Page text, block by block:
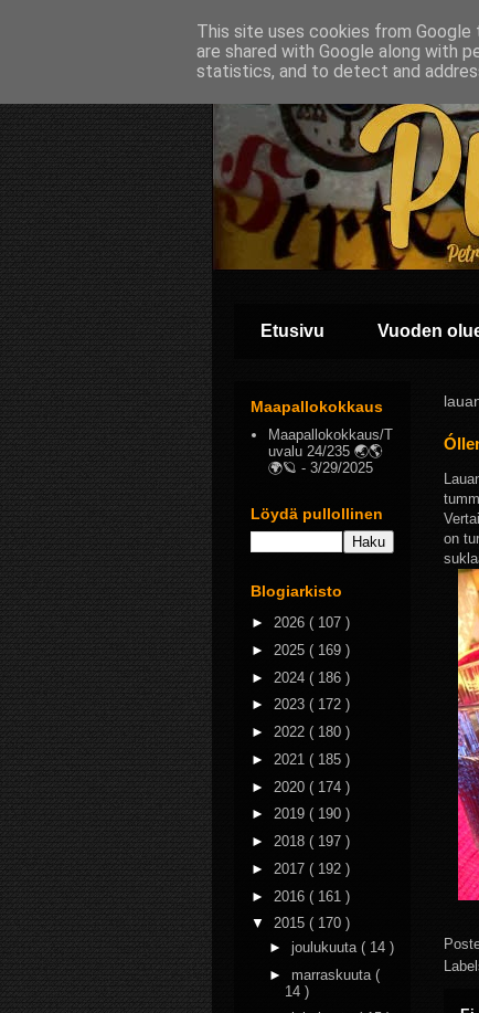
Etusivu Vuoden
on
Maapallokokkaus
Maapallokokkaus/T
uvalu 24/235 🌏🌎
🌍🪐 - 3/29/2025
Löydä pullollinen
Blogiarkisto
► 2026 ( 107 )
► 2025 ( 169 )
► 2024 ( 186 )
► 2023 ( 172 )
► 2022 ( 180 )
► 2021 ( 185 )
► 2020 ( 174 )
► 2019 ( 190 )
► 2018 ( 197 )
► 2017 ( 192 )
► 2016 ( 161 )
▼ 2015 ( 170 )
► joulukuuta ( 14 )
► marraskuuta (
14 )
This site uses cookies from
are shared with Google along with
statistics, and to detect and